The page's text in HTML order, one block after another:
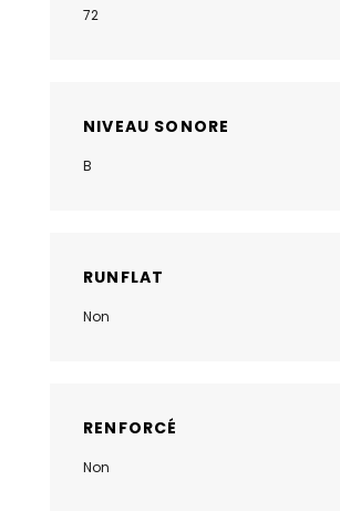
72
NIVEAU SONORE
B
RUNFLAT
Non
RENFORCÉ
Non